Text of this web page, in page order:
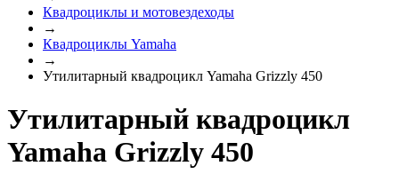
Квадроциклы и мотовездеходы
→
Квадроциклы Yamaha
→
Утилитарный квадроцикл Yamaha Grizzly 450
Утилитарный квадроцикл
Yamaha Grizzly 450